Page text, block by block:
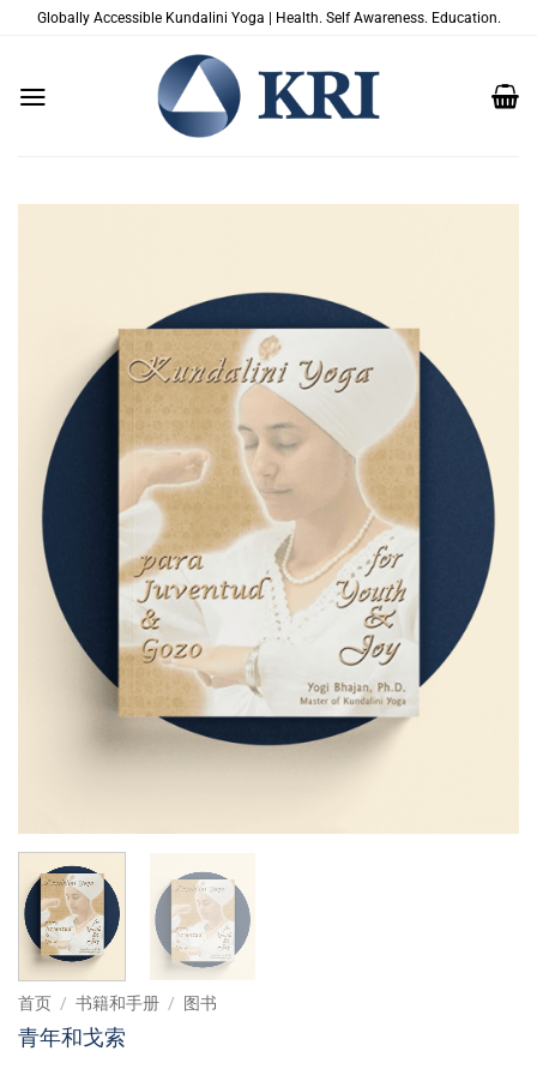
Globally Accessible Kundalini Yoga | Health. Self Awareness. Education.
首页 / 书籍和手册 / 图书
青年和戈索